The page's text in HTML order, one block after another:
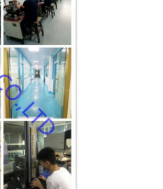
achter
snel terug!